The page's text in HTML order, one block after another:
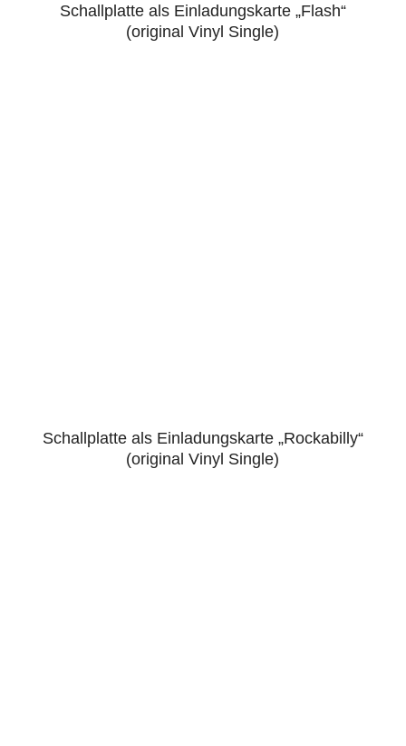
5.00
Schallplatte als Einladungskarte „Flash“
(original Vinyl Single)
4.88
Schallplatte als Einladungskarte „Rockabilly“
(original Vinyl Single)